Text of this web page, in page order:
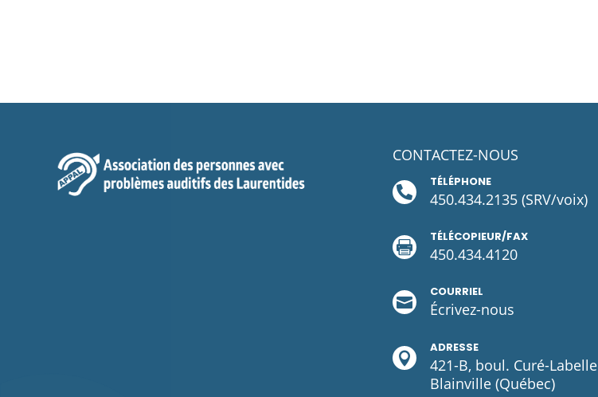
CONTACTEZ-NOUS

TÉLÉPHONE
450.434.2135 (SRV/voix)

TÉLÉCOPIEUR/FAX
450.434.4120

COURRIEL
Écrivez-nous

ADRESSE
421-B, boul. Curé-Labelle
Blainville (Québec)